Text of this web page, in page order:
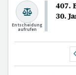
407.
30.
Entscheidung
aufrufen